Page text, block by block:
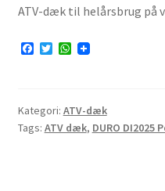
ATV-dæk til helårsbrug på
F
o
o
k
T
e
r
W
A
p
p
Kategori: ATV-dæk
Tags: ATV dæk, DURO DI2025